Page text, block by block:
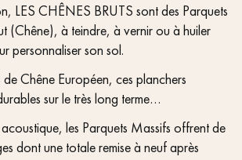
LES CHÊNES BRUTS sont des Parquets
(Chêne), à teindre, à vernir ou à huiler
personnaliser son sol.
Chêne Européen, ces planchers
sur le très long terme…
les Parquets Massifs offrent de
dont une totale remise à neuf après